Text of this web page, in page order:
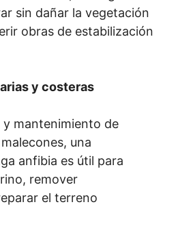
sin dañar la vegetación
obras de estabilización
y costeras
mantenimiento de
una
anfibia es útil para
remover
el terreno